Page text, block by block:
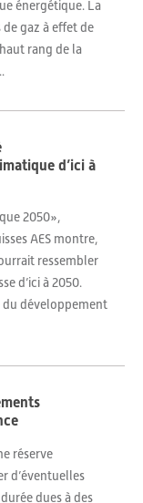
énergétique. La
de gaz à effet de
rang de la
d’ici à
2050»,
AES montre,
ressembler
d’ici à 2050.
du développement
réserve
d’éventuelles
dues à des